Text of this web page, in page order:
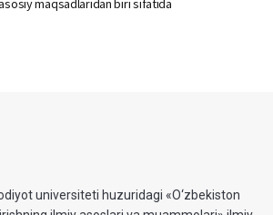
maqsadlaridan biri sifatida
universiteti huzuridagi «O‘zbekiston